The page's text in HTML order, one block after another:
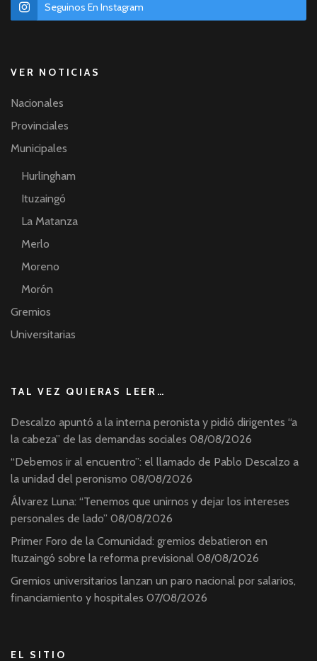
Seguinos En Instagram
VER NOTICIAS
Nacionales
Provinciales
Municipales
Hurlingham
Ituzaingó
La Matanza
Merlo
Moreno
Morón
Gremios
Universitarias
TAL VEZ QUIERAS LEER…
Descalzo apuntó a la interna peronista y pidió dirigentes “a
la cabeza” de las demandas sociales 08/08/2026
“Debemos ir al encuentro”: el llamado de Pablo Descalzo a
la unidad del peronismo 08/08/2026
Álvarez Luna: “Tenemos que unirnos y dejar los intereses
personales de lado” 08/08/2026
Primer Foro de la Comunidad: gremios debatieron en
Ituzaingó sobre la reforma previsional 08/08/2026
Gremios universitarios lanzan un paro nacional por salarios,
financiamiento y hospitales 07/08/2026
EL SITIO